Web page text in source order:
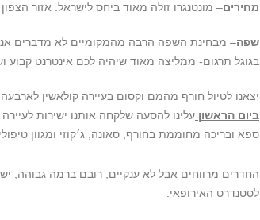
מחירים– מונטנגרו זולה מאוד ביחס לישראל. אזור
שפה– מבחינת השפה הרבה מהמקומיים לא מדברים
בגוגל תרגום- ממליצה מאוד שיהיה לכם אינטרנט קבוע
יצאנו לטיול חורף מהמם וקסום בעיירה קולאשין לארבעה
ביום הראשון
ספא ובריכה מחוממת בחורף, סאונה, ג׳קוזי ומגוון
החדרים מרווחים אבל לא ענקיים, רובם ברמה גבוהה,
לסטנדרט האירופאי.